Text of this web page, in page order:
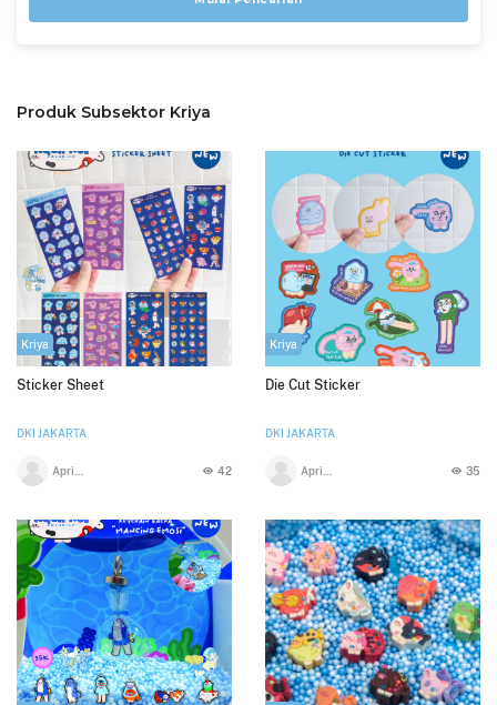
Produk Subsektor Kriya
Kriya
Sticker Sheet
DKI JAKARTA
42
Kriya
Die Cut Sticker
DKI JAKARTA
35